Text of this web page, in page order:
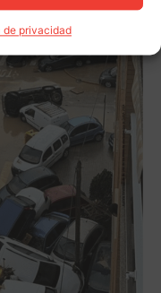
de privacidad